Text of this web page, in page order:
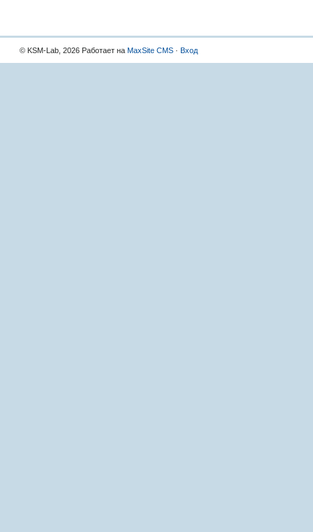
© KSM-Lab, 2026 Работает на MaxSite CMS · Вход